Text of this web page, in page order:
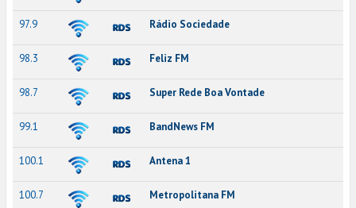
97.9 Rádio Sociedade
98.3 Feliz FM
98.7 Super Rede Boa Vontade
99.1 BandNews FM
100.1 Antena 1
100.7 Metropolitana FM